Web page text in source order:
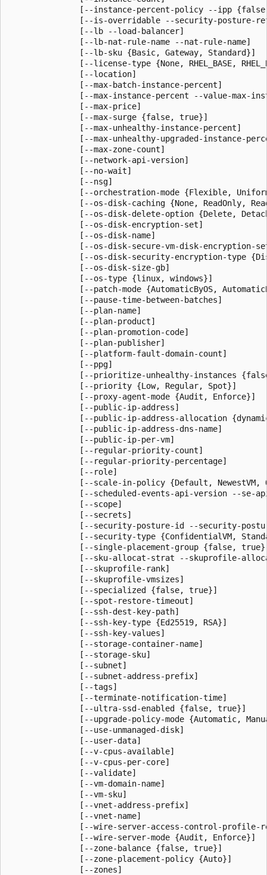
[--instance-percent-policy --ipp
[--is-overridable --security-posture-
               [--lb --load-balancer]
               [--lb-nat-rule-name --nat-rule-name]
               [--lb-sku {Basic, Gateway, Standard}]
[--license-type {None, RHEL_BASE,
               [--location]
               [--max-batch-instance-percent]
[--max-instance-percent --value-max-
               [--max-price]
               [--max-surge {false, true}]
               [--max-unhealthy-instance-percent]
[--max-unhealthy-upgraded-instance-
               [--max-zone-count]
               [--network-api-version]
               [--no-wait]
               [--nsg]
[--orchestration-mode {Flexible,
[--os-disk-caching {None, ReadOnly,
[--os-disk-delete-option {Delete,
               [--os-disk-encryption-set]
               [--os-disk-name]
[--os-disk-secure-vm-disk-encryption-
[--os-disk-security-encryption-type
               [--os-disk-size-gb]
               [--os-type {linux, windows}]
[--patch-mode {AutomaticByOS,
               [--pause-time-between-batches]
               [--plan-name]
               [--plan-product]
               [--plan-promotion-code]
               [--plan-publisher]
               [--platform-fault-domain-count]
               [--ppg]
[--prioritize-unhealthy-instances
               [--priority {Low, Regular, Spot}]
               [--proxy-agent-mode {Audit, Enforce}]
               [--public-ip-address]
[--public-ip-address-allocation
               [--public-ip-address-dns-name]
               [--public-ip-per-vm]
               [--regular-priority-count]
               [--regular-priority-percentage]
               [--role]
[--scale-in-policy {Default, NewestVM,
[--scheduled-events-api-version --se-
               [--scope]
               [--secrets]
[--security-posture-id --security-
[--security-type {ConfidentialVM,
[--single-placement-group {false,
[--sku-allocat-strat --skuprofile-
               [--skuprofile-rank]
               [--skuprofile-vmsizes]
               [--specialized {false, true}]
               [--spot-restore-timeout]
               [--ssh-dest-key-path]
               [--ssh-key-type {Ed25519, RSA}]
               [--ssh-key-values]
               [--storage-container-name]
               [--storage-sku]
               [--subnet]
               [--subnet-address-prefix]
               [--tags]
               [--terminate-notification-time]
               [--ultra-ssd-enabled {false, true}]
[--upgrade-policy-mode {Automatic,
               [--use-unmanaged-disk]
               [--user-data]
               [--v-cpus-available]
               [--v-cpus-per-core]
               [--validate]
               [--vm-domain-name]
               [--vm-sku]
               [--vnet-address-prefix]
               [--vnet-name]
[--wire-server-access-control-profile-
               [--wire-server-mode {Audit, Enforce}]
               [--zone-balance {false, true}]
               [--zone-placement-policy {Auto}]
               [--zones]